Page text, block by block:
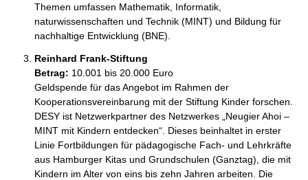
Themen umfassen Mathematik, Informatik,
naturwissenschaften und Technik (MINT) und Bildung für
nachhaltige Entwicklung (BNE).
Reinhard Frank-Stiftung
Betrag: 10.001 bis 20.000 Euro
Geldspende für das Angebot im Rahmen der
Kooperationsvereinbarung mit der Stiftung Kinder forschen.
DESY ist Netzwerkpartner des Netzwerkes „Neugier Ahoi –
MINT mit Kindern entdecken“. Dieses beinhaltet in erster
Linie Fortbildungen für pädagogische Fach- und Lehrkräfte
aus Hamburger Kitas und Grundschulen (Ganztag), die mit
Kindern im Alter von eins bis zehn Jahren arbeiten. Die